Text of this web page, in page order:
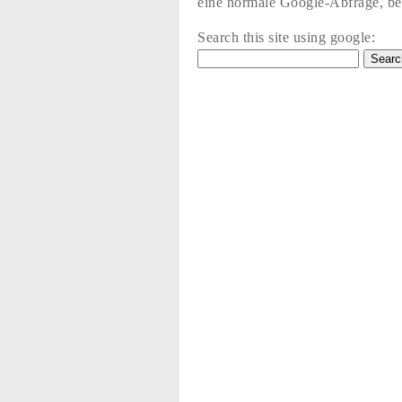
Search this site using google: